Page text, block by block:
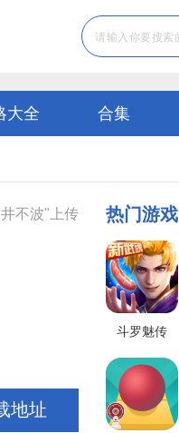
大全 合集
不波"上传
地址
热门游戏
斗罗魅传